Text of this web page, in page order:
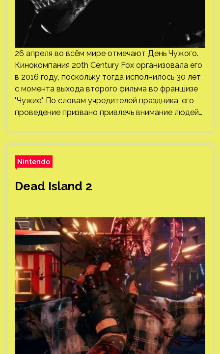
26 апреля во всём мире отмечают День Чужого.
Кинокомпания 20th Century Fox организовала его
в 2016 году, поскольку тогда исполнилось 30 лет
с момента выхода второго фильма во франшизе
"Чужие". По словам учредителей праздника, его
проведение призвано привлечь внимание людей…
Nintendo
Dead Island 2